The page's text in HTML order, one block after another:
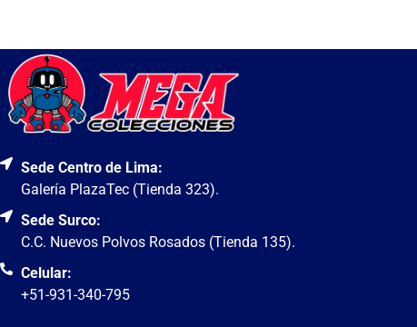
Sede Centro de Lima:
Galería PlazaTec (Tienda 323).
Sede Surco:
C.C. Nuevos Polvos Rosados (Tienda 135).
Celular:
+51-931-340-795